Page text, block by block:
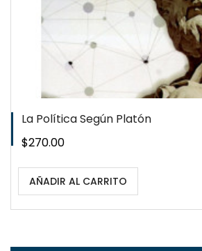
La Política Según Platón
Precio
$270.00
AÑADIR AL CARRITO